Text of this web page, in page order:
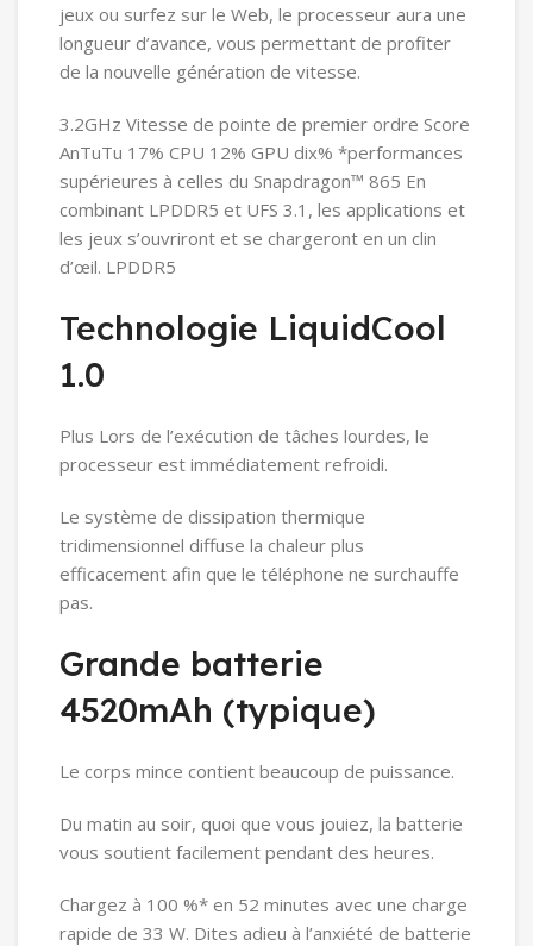
jeux ou surfez sur le Web, le processeur aura une
longueur d’avance, vous permettant de profiter
de la nouvelle génération de vitesse.
3.2GHz Vitesse de pointe de premier ordre Score
AnTuTu 17% CPU 12% GPU dix% *performances
supérieures à celles du Snapdragon™ 865 En
combinant LPDDR5 et UFS 3.1, les applications et
les jeux s’ouvriront et se chargeront en un clin
d’œil. LPDDR5
Technologie LiquidCool
1.0
Plus Lors de l’exécution de tâches lourdes, le
processeur est immédiatement refroidi.
Le système de dissipation thermique
tridimensionnel diffuse la chaleur plus
efficacement afin que le téléphone ne surchauffe
pas.
Grande batterie
4520mAh (typique)
Le corps mince contient beaucoup de puissance.
Du matin au soir, quoi que vous jouiez, la batterie
vous soutient facilement pendant des heures.
Chargez à 100 %* en 52 minutes avec une charge
rapide de 33 W. Dites adieu à l’anxiété de batterie